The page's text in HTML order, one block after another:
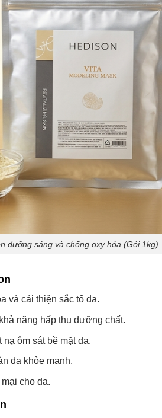
dưỡng sáng và chống oxy hóa (Gói 1kg)
và cải thiện sắc tố da.
năng hấp thụ dưỡng chất.
ôm sát bề mặt da.
da khỏe mạnh.
cho da.